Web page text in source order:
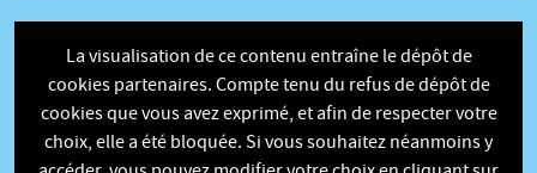
La visualisation de ce contenu entraîne le dépôt de
cookies partenaires. Compte tenu du refus de dépôt de
cookies que vous avez exprimé, et afin de respecter votre
choix, elle a été bloquée. Si vous souhaitez néanmoins y